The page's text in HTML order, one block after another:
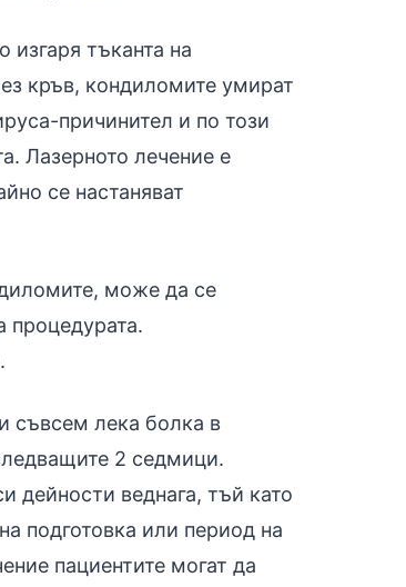
изгаря тъканта на
кръв, кондиломите умират
причинител и по този
Лазерното лечение е
се настаняват
може да се
процедурата.
съвсем лека болка в
2 седмици.
дейности веднага, тъй като
подготовка или период на
пациентите могат да